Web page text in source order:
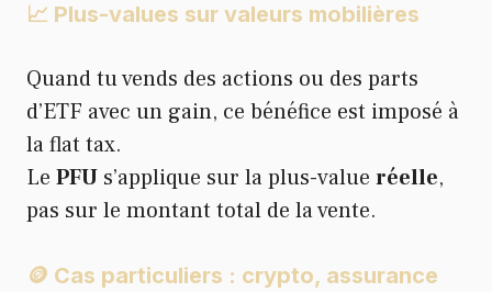
📈 Plus-values sur valeurs mobilières
Quand tu vends des actions ou des parts
d’ETF avec un gain, ce bénéfice est imposé à
la flat tax.
Le PFU s’applique sur la plus-value réelle,
pas sur le montant total de la vente.
🪙 Cas particuliers : crypto, assurance